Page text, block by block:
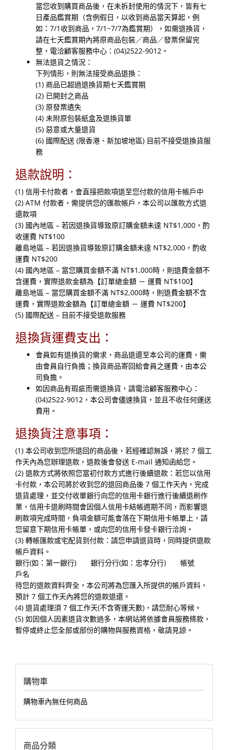
當您收到購買商品後，在未拆封使用的情況下，皆有七
日產品鑑賞期（含例假日，以收到商品當天算起，例
如：7/1收到商品，7/1~7/7為鑑賞期），如需退換貨，
請在七天鑑賞期內將原商品包裝／商品／發票保留完
整，電洽顧客服務中心：(04)2522-9012。
無法退貨之情況：
下列情形，則無法接受商品退換：
(1) 商品已超過退換貨期七天鑑賞期
(2) 已開封之商品
(3) 原發票遺失
(4) 未附原包裝紙盒及退換貨單
(5) 惡意或大量退貨
(6) 國際配送 (限香港、新加坡地區) 目前不接受退換貨服
務
退款說明：
(1) 信用卡付款者，會直接把款項退至您付款的信用卡帳戶中
(2) ATM 付款者，需提供您的匯款帳戶，本公司以匯款方式退
還款項
(3) 國內地區 – 若因退換貨導致原訂購金額未達 NT$1,000，酌
收運費 NT$100
離島地區 – 若因退換貨導致原訂購金額未達 NT$2,000，酌收
運費 NT$200
(4) 國內地區 – 當您購買金額不滿 NT$1,000時，則退費金額不
含運費，實際退款金額為【訂單總金額 － 運費 NT$100】
離島地區 – 當您購買金額不滿 NT$2,000時，則退費金額不含
運費，實際退款金額為【訂單總金額 － 運費 NT$200】
(5) 國際配送 – 目前不接受退款服務
退換貨運費支出：
會員如有退換貨的需求，商品退還至本公司的運費，需
由會員自行負擔；換貨商品寄回給會員之運費，由本公
司負擔。
如因商品有瑕疵而需退換貨，請電洽顧客服務中心：
(04)2522-9012，本公司會儘速換貨，並且不收任何運送
費用。
退換貨注意事項：
(1) 本公司收到您所退回的商品後，若經確認無誤，將於 7 個工
作天內為您辦理退款，退款後會發送 E-mail 通知函給您。
(2) 退款方式將依照您當初付款方式進行後續退款：若您以信用
卡付款，本公司將於收到您的退回商品後 7 個工作天內，完成
退貨處理，並交付收單銀行向您的信用卡銀行進行後續退刷作
業，信用卡退刷時間會因個人信用卡結帳週期不同，而影響退
刷款項完成時間，負項金額可能會落在下期信用卡帳單上，請
您留意下期信用卡帳單，或向您的信用卡發卡銀行洽詢。
(3) 轉帳匯款或宅配貨到付款：請您申請退貨時，同時提供退款
帳戶資料。
銀行(如：第一銀行) 銀行分行(如：忠孝分行) 帳號
戶名
待您的退款資料齊全，本公司將為您匯入所提供的帳戶資料，
預計 7 個工作天內將您的退款退還。
(4) 退貨處理須 7 個工作天(不含寄運天數)，請您耐心等候。
(5) 如因個人因素退貨次數過多，本網站將依據會員服務條款，
暫停或終止您全部或部份的購物與服務資格，敬請見諒。
購物車
購物車內無任何商品
商品分類